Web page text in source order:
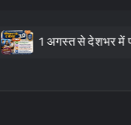
1 अगस्त से देशभर में प्रारंभ